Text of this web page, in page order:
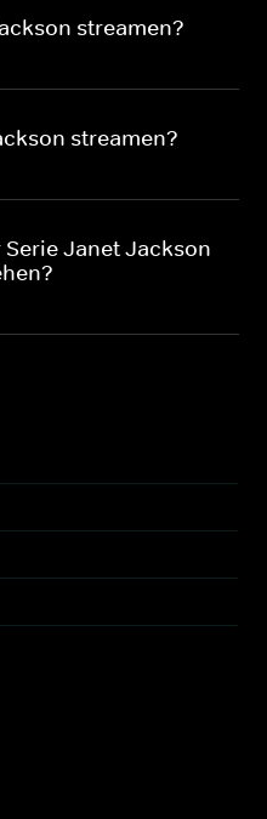
streamen?
streamen?
Janet Jackson